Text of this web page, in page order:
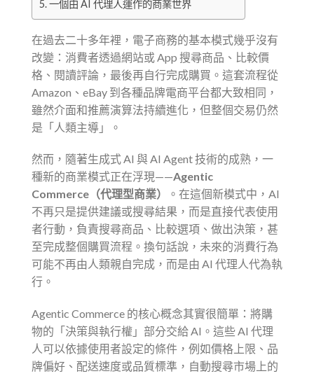
一個由 AI 代理人運作的商業世界
在過去二十多年裡，電子商務的基本模式幾乎沒有
改變：消費者透過網站或 App 搜尋商品、比較價
格、閱讀評論，最後再自行完成購買。這套流程從
Amazon、eBay 到各種品牌電商平台都大致相同，
雖然介面和推薦演算法持續進化，但整個交易仍然
是「人類主導」。
然而，隨著生成式 AI 與 AI Agent 技術的成熟，一
種新的商業模式正在浮現——Agentic
Commerce（代理型商業）
。在這個新模式中，AI
不再只是提供建議或搜尋結果，而是直接代表使用
者行動，負責搜尋商品、比較選項、做出決策，甚
至完成整個購買流程。換句話說，未來的消費行為
可能不再由人類親自完成，而是由 AI 代理人代為執
行。
Agentic Commerce 的核心概念其實很簡單：將購
物的「決策與執行權」部分交給 AI。這些 AI 代理
人可以依據使用者設定的條件，例如價格上限、品
牌偏好、配送速度或品質標準，自動搜尋市場上的